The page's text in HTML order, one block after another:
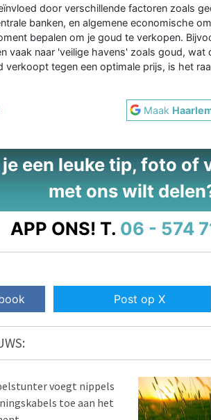
door verschillende factoren zoals
banken, en algemene economische
bepalen om je goud te verkopen.
vaak naar 'veilige havens' zoals goud, wat
verkoopt tegen een optimale prijs, is het
Maak
je een leuke tip, foto of
met ons wilt
APP ONS! T. 06 - 574
Post op X
voegt nippels
toe aan het